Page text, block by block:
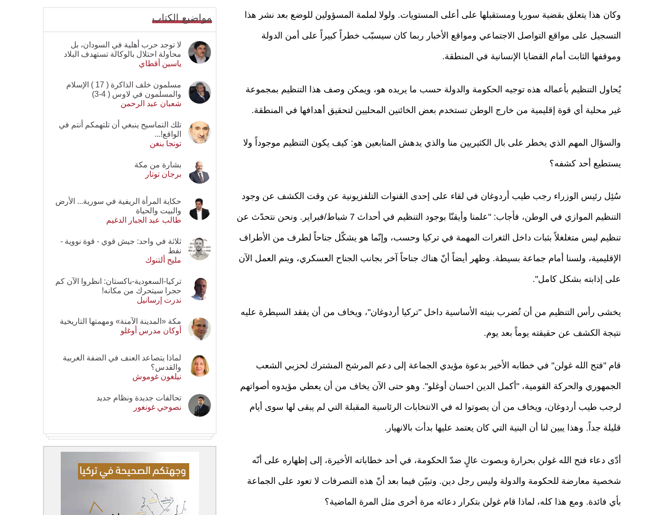
وكان هذا يتعلق بقضية سوريا ومستقبلها على أعلى المستويات. ولولا لملمة المسؤولين للوضع بعد نشر هذا
التسجيل على مواقع التواصل الاجتماعي ومواقع الأخبار ربما كان سيسبّب خطراً كبيراً على أمن الدولة
وموقفها الثابت أمام القضايا الإنسانية في المنطقة.
يُحاول التنظيم بأعماله هذه توجيه الحكومة والدولة حسب ما يريده هو، ويمكن وصف هذا التنظيم بمجموعة
غير محلية أي قوة إقليمية من خارج الوطن تستخدم بعض الخائنين المحليين لتحقيق أهدافها في المنطقة.
والسؤال المهم الذي يخطر على بال الكثيريين منا والذي يدهش المتابعين هو: كيف يكون التنظيم موجوداً ولا
يستطيع أحد كشفه؟
سُئِل رئيس الوزراء رجب طيب أردوغان في لقاء على إحدى القنوات التلفزيونية عن وقت الكشف عن وجود
التنظيم الموازي في الوطن، فأجاب: "علمنا وأيقنّا بوجود التنظيم في أحداث 7 شباط/فبراير. ونحن نتحدّث عن
تنظيم ليس متغلغلاً بثبات داخل الثغرات المهمة في تركيا وحسب، وإنّما هو يشكّل جناحاً لطرف من الأطراف
الإقليمية، ولسنا أمام جماعة بسيطة. وظهر أيضاً أنّ هناك جناحاً آخر بجانب الجناح العسكري، ويتم العمل الآن
على إذابته بشكل كامل".
يخشى رأس التنظيم من أن تُضرب بنيته الأساسية داخل "تركيا أردوغان"، ويخاف من أن يفقد السيطرة عليه
نتيجة الكشف عن حقيقته يوماً بعد يوم.
قام "فتح الله غولن" في خطابه الأخير بدعوة مؤيدي الجماعة إلى دعم المرشح المشترك لحزبي الشعب
الجمهوري والحركة القومية، "أكمل الدين احسان أوغلو". وهو حتى الآن يخاف من أن يعطي مؤيدوه أصواتهم
لرجب طيب أردوغان، ويخاف من أن يصوتوا له في الانتخابات الرئاسية المقبلة التي لم يبقى لها سوى أيام
قليلة جداً. وهذا يبين لنا أن البنية التي كان يعتمد عليها بدأت بالانهيار.
أدّى دعاء فتح الله غولن بحرارة وبصوت عالٍ ضدّ الحكومة، في أحد خطاباته الأخيرة، إلى إظهاره على أنّه
شخصية معارضة للحكومة والدولة وليس رجل دين. وتبيّن فيما بعد أنّ هذه التصرفات لا تعود على الجماعة
بأي فائدة. ومع هذا كله، لماذا قام غولن بتكرار دعائه مرة أخرى مثل المرة الماضية؟
مواضيع الكتاب
لا توجد حرب أهلية في السودان، بل
محاولة احتلال بالوكالة تستهدف البلاد
ياسين أقطاي
مسلمون خلف الذاكرة ( 17 ) الإسلام
والمسلمون في لاوس ( 4-3)
شعبان عبد الرحمن
تلك التماسيح ينبغي أن تلتهمكم أنتم في
الواقع!...
تونجا بنغن
بشارة من مكة
برجان توتار
حكاية المرأة الريفية في سورية... الأرض
والبيت والحياة
طالب عبد الجبار الدغيم
ثلاثة في واحد: جيش قوي - قوة نووية -
نفط
مليح ألتنوك
تركيا-السعودية-باكستان: انظروا الآن كم
حجرا سيتحرك من مكانه!
ندرت إرسانيل
مكة «المدينة الآمنة» ومهمتها التاريخية
أوكان مدرس أوغلو
لماذا يتصاعد العنف في الضفة الغربية
والقدس؟
نيلغون غوموش
تحالفات جديدة ونظام جديد
نصوحي غونغور